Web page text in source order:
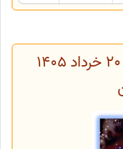
فال قهوه روزانه امروز 20 خرداد 1405